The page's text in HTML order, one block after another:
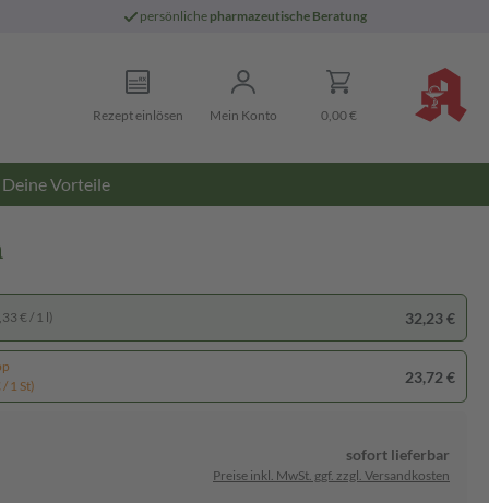
persönliche pharmazeutische Beratung
Rezept einlösen Mein Konto 0,00 €
Deine Vorteile
€ / 1 l) 32,23 €
1 St)
23,72 €
sofort lieferbar
Preise inkl. MwSt. ggf. zzgl. Versandkosten